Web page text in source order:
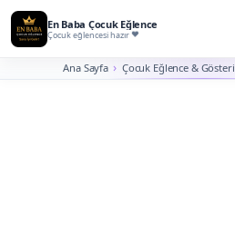
En Baba Çocuk Eğlence
Çocuk eğlencesi hazır
Ana Sayfa Çocuk Eğlence & Gösteri